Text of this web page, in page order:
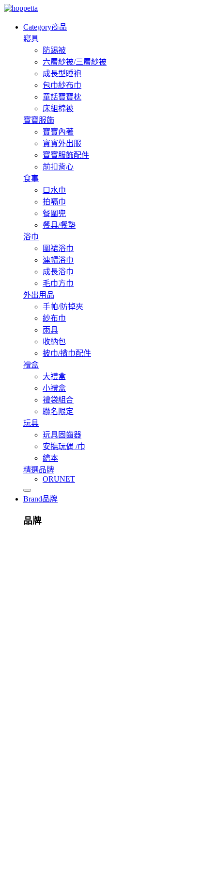
Category商品
寢具
防踢被
六層紗被/三層紗被
成長型睡袍
包巾紗布巾
童話寶寶枕
床組棉被
寶寶服飾
寶寶內著
寶寶外出服
寶寶服飾配件
前扣背心
食事
口水巾
拍嗝巾
餐圍兜
餐具/餐墊
浴巾
圍裙浴巾
連帽浴巾
成長浴巾
毛巾方巾
外出用品
手帕/防掉夾
紗布巾
雨具
收納包
披巾/揹巾配件
禮盒
大禮盒
小禮盒
禮袋組合
聯名限定
玩具
玩具固齒器
安撫玩偶 /巾
繪本
精選品牌
ORUNET
Brand品牌
品牌